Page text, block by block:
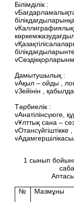
Білімділік :
Дамытушылық :
vАқыл – ойды ,
vЗейінін ,
Тәрбиелік :
vАнатілінсүюге,
vҰлттық сана –
1 сынып
№
Мазмұны